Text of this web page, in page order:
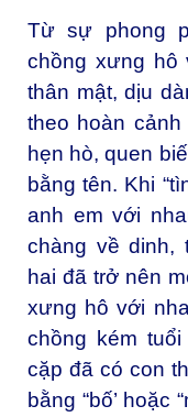
Từ sự phong
chồng xưng hô
thân mật, dịu
theo hoàn
hẹn hò, quen
bằng tên. Khi
anh em với
chàng về dinh,
hai đã trở nên
xưng hô với
chồng kém
cặp đã có con
bằng “bố’ hoặc